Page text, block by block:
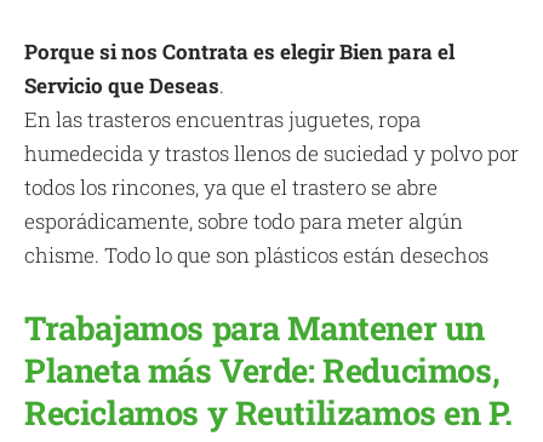
Porque si nos Contrata es elegir Bien para el
Servicio que Deseas.
En las trasteros encuentras juguetes, ropa
humedecida y trastos llenos de suciedad y polvo por
todos los rincones, ya que el trastero se abre
esporádicamente, sobre todo para meter algún
chisme. Todo lo que son plásticos están desechos
Trabajamos para Mantener un
Planeta más Verde: Reducimos,
Reciclamos y Reutilizamos en P.